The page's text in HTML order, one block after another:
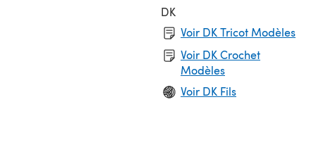
DK
Voir DK Tricot Modèles
Voir DK Crochet
Modèles
Voir DK Fils